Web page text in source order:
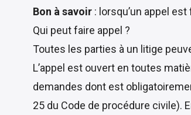
Bon à savoir : lorsqu’un appel
Qui peut faire appel ?
Toutes les parties à un litige
L’appel est ouvert en toutes
demandes dont est
25 du Code de procédure civile).